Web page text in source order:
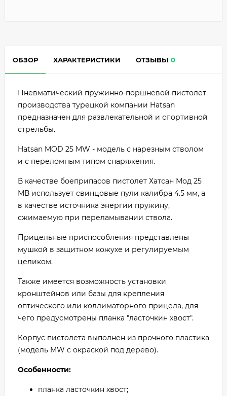
ОБЗОР ХАРАКТЕРИСТИКИ ОТЗЫВЫ 0
Пневматический пружинно-поршневой пистолет
производства турецкой компании Hatsan
предназначен для развлекательной и спортивной
стрельбы.
Hatsan MOD 25 MW - модель с нарезным стволом
и с переломным типом снаряжения.
В качестве боеприпасов пистолет Хатсан Мод 25
МВ использует свинцовые пули калибра 4.5 мм, а
в качестве источника энергии пружину,
сжимаемую при переламывании ствола.
Прицельные приспособления представлены
мушкой в защитном кожухе и регулируемым
целиком.
Также имеется возможность установки
кронштейнов или базы для крепления
оптического или коллиматорного прицела, для
чего предусмотрены планка "ласточкин хвост".
Корпус пистолета выполнен из прочного пластика
(модель MW с окраской под дерево).
Особенности:
планка ласточкин хвост;